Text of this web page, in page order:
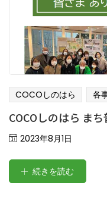
COCOしのはら 各
COCOしのはら ま
Posted
2023年8月1日
続きを読む